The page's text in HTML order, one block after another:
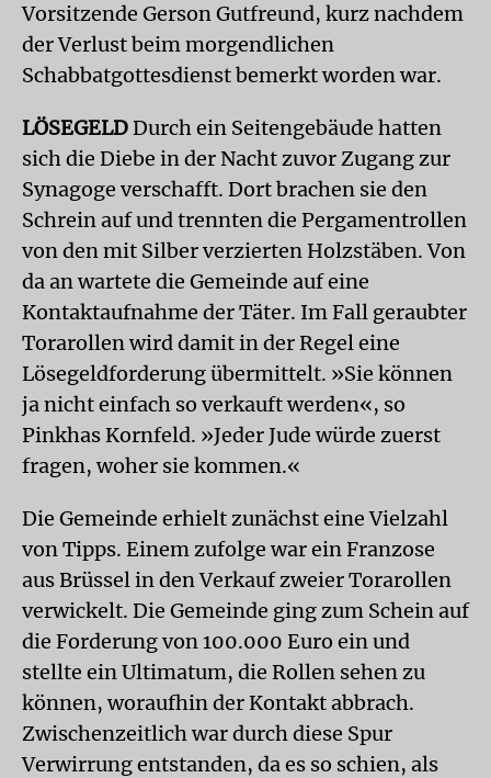
Vorsitzende Gerson Gutfreund, kurz nachdem
der Verlust beim morgendlichen
Schabbatgottesdienst bemerkt worden war.
LÖSEGELDDurch ein Seitengebäude hatten
sich die Diebe in der Nacht zuvor Zugang zur
Synagoge verschafft. Dort brachen sie den
Schrein auf und trennten die Pergamentrollen
von den mit Silber verzierten Holzstäben. Von
da an wartete die Gemeinde auf eine
Kontaktaufnahme der Täter. Im Fall geraubter
Torarollen wird damit in der Regel eine
Lösegeldforderung übermittelt. »Sie können
ja nicht einfach so verkauft werden«, so
Pinkhas Kornfeld. »Jeder Jude würde zuerst
fragen, woher sie kommen.«
Die Gemeinde erhielt zunächst eine Vielzahl
von Tipps. Einem zufolge war ein Franzose
aus Brüssel in den Verkauf zweier Torarollen
verwickelt. Die Gemeinde ging zum Schein auf
die Forderung von 100.000 Euro ein und
stellte ein Ultimatum, die Rollen sehen zu
können, woraufhin der Kontakt abbrach.
Zwischenzeitlich war durch diese Spur
Verwirrung entstanden, da es so schien, als